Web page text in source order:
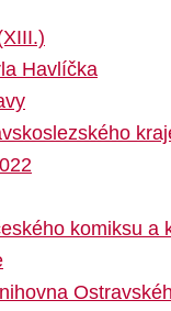
Havlíčka
komiksu a